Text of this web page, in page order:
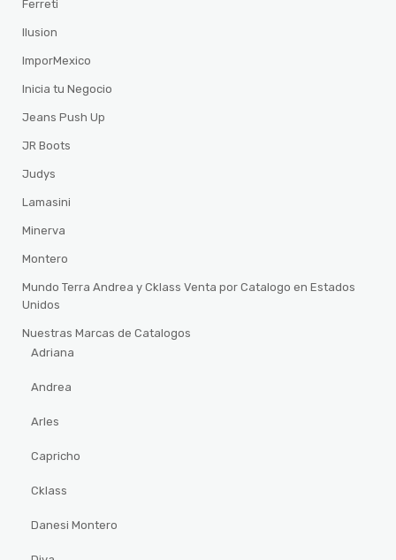
Ferreti
Ilusion
ImporMexico
Inicia tu Negocio
Jeans Push Up
JR Boots
Judys
Lamasini
Minerva
Montero
Mundo Terra Andrea y Cklass Venta por Catalogo en Estados
Unidos
Nuestras Marcas de Catalogos
Adriana
Andrea
Arles
Capricho
Cklass
Danesi Montero